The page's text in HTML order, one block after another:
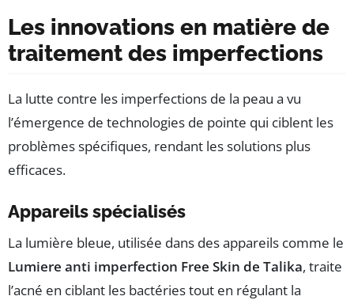
Les innovations en matière de
traitement des imperfections
La lutte contre les imperfections de la peau a vu
l’émergence de technologies de pointe qui ciblent les
problèmes spécifiques, rendant les solutions plus
efficaces.
Appareils spécialisés
La lumière bleue, utilisée dans des appareils comme le
Lumiere anti imperfection Free Skin de Talika, traite
l’acné en ciblant les bactéries tout en régulant la